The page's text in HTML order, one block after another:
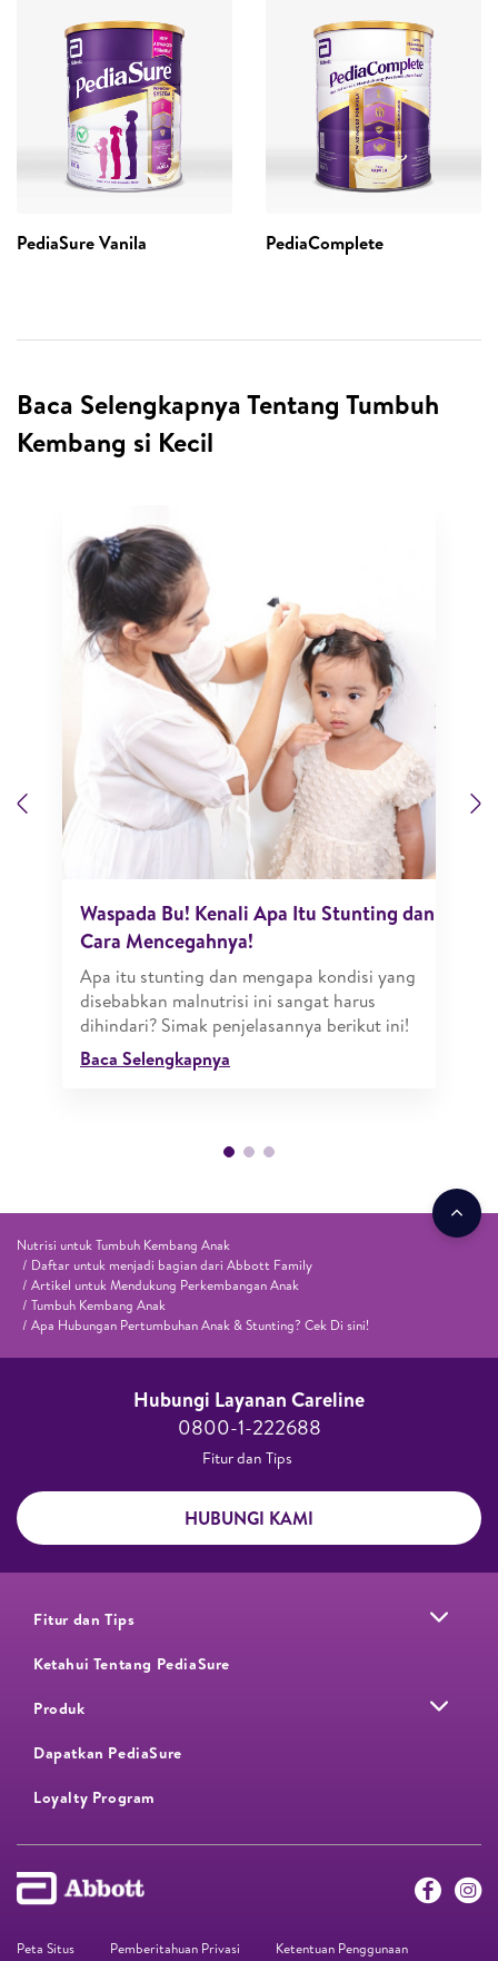
PediaSure Vanila PediaComplete
Baca Selengkapnya Tentang Tumbuh
Kembang si Kecil
Previous
Waspada Bu! Kenali Apa Itu Stunting dan
Cara Mencegahnya!
Apa itu stunting dan mengapa kondisi yang
disebabkan malnutrisi ini sangat harus
dihindari? Simak penjelasannya berikut ini!
Baca Selengkapnya
Nutrisi untuk Tumbuh Kembang Anak
Daftar untuk menjadi bagian dari Abbott Family
Artikel untuk Mendukung Perkembangan Anak
Tumbuh Kembang Anak
Apa Hubungan Pertumbuhan Anak & Stunting? Cek Di sini!
Hubungi Layanan Careline​
0800-1-222688​
Fitur dan Tips ​
HUBUNGI KAMI
Fitur dan Tips
Ketahui Tentang PediaSure
Produk
Dapatkan PediaSure
Loyalty Program​
Peta Situs Pemberitahuan Privasi Ketentuan Penggunaan